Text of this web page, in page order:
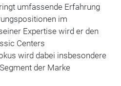
umfassende Erfahrung
im
Expertise wird er den
Centers
wird dabei insbesondere
der Marke